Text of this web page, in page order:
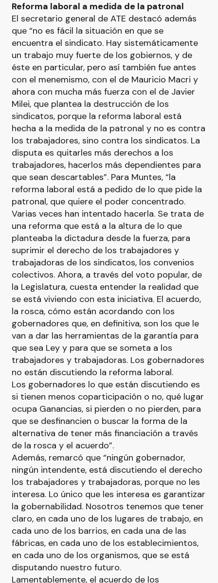
Reforma laboral a medida de la patronal
El secretario general de ATE destacó además
que “no es fácil la situación en que se
encuentra el sindicato. Hay sistemáticamente
un trabajo muy fuerte de los gobiernos, y de
éste en particular, pero así también fue antes
con el menemismo, con el de Mauricio Macri y
ahora con mucha más fuerza con el de Javier
Milei, que plantea la destrucción de los
sindicatos, porque la reforma laboral está
hecha a la medida de la patronal y no es contra
los trabajadores, sino contra los sindicatos. La
disputa es quitarles más derechos a los
trabajadores, hacerlos más dependientes para
que sean descartables”. Para Muntes, “la
reforma laboral está a pedido de lo que pide la
patronal, que quiere el poder concentrado.
Varias veces han intentado hacerla. Se trata de
una reforma que está a la altura de lo que
planteaba la dictadura desde la fuerza, para
suprimir el derecho de los trabajadores y
trabajadoras de los sindicatos, los convenios
colectivos. Ahora, a través del voto popular, de
la Legislatura, cuesta entender la realidad que
se está viviendo con esta iniciativa. El acuerdo,
la rosca, cómo están acordando con los
gobernadores que, en definitiva, son los que le
van a dar las herramientas de la garantía para
que sea Ley y para que se someta a los
trabajadores y trabajadoras. Los gobernadores
no están discutiendo la reforma laboral.
Los gobernadores lo que están discutiendo es
si tienen menos coparticipación o no, qué lugar
ocupa Ganancias, si pierden o no pierden, para
que se desfinancien o buscar la forma de la
alternativa de tener más financiación a través
de la rosca y el acuerdo”.
Además, remarcó que “ningún gobernador,
ningún intendente, está discutiendo el derecho
los trabajadores y trabajadoras, porque no les
interesa. Lo único que les interesa es garantizar
la gobernabilidad. Nosotros tenemos que tener
claro, en cada uno de los lugares de trabajo, en
cada uno de los barrios, en cada una de las
fábricas, en cada uno de los establecimientos,
en cada uno de los organismos, que se está
disputando nuestro futuro.
Lamentablemente, el acuerdo de los